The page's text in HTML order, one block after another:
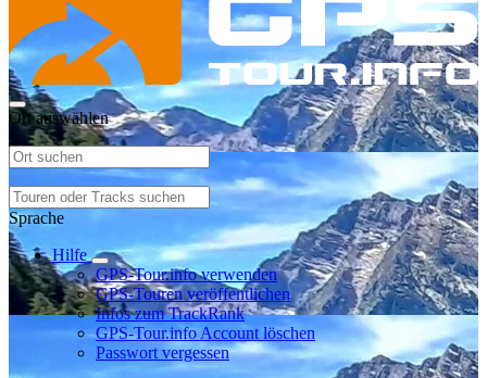
Ort auswählen
Sprache
Hilfe
GPS-Tour.info verwenden
GPS-Touren veröffentlichen
Infos zum TrackRank
GPS-Tour.info Account löschen
Passwort vergessen